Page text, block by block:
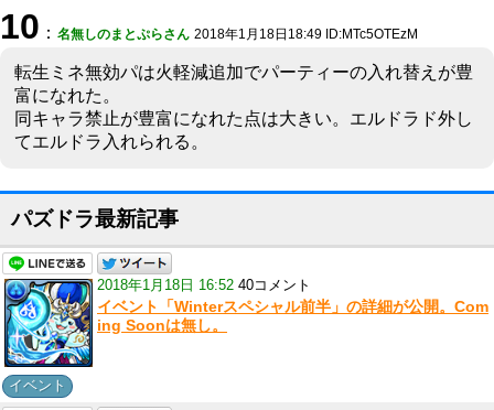
10 ： 名無しのまとぷらさん 2018年1月18日18:49 ID:MTc5OTEzM
転生ミネ無効パは火軽減追加でパーティーの入れ替えが豊
富になれた。
同キャラ禁止が豊富になれた点は大きい。エルドラド外し
てエルドラ入れられる。
パズドラ最新記事
2018年1月18日 16:52 40コメント
イベント「Winterスペシャル前半」の詳細が公開。Com
ing Soonは無し。
イベント